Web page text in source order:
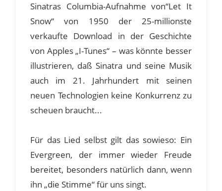
Sinatras Columbia-Aufnahme von“Let It
Snow“ von 1950 der 25-millionste
verkaufte Download in der Geschichte
von Apples „I-Tunes“ – was könnte besser
illustrieren, daß Sinatra und seine Musik
auch im 21. Jahrhundert mit seinen
neuen Technologien keine Konkurrenz zu
scheuen braucht...
Für das Lied selbst gilt das sowieso: Ein
Evergreen, der immer wieder Freude
bereitet, besonders natürlich dann, wenn
ihn „die Stimme“ für uns singt.